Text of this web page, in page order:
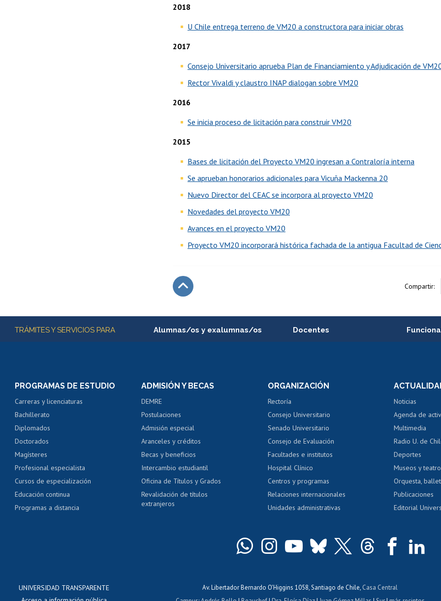
2018
U Chile entrega terreno de VM20 a constructora para iniciar obras
2017
Consejo Universitario aprueba Plan de Financiamiento y Adjudicación de
Rector Vivaldi y claustro INAP dialogan sobre VM20
2016
Se inicia proceso de licitación para construir VM20
2015
Bases de licitación del Proyecto VM20 ingresan a Contraloría interna
Se aprueban honorarios adicionales para Vicuña Mackenna 20
Nuevo Director del CEAC se incorpora al proyecto VM20
Novedades del proyecto VM20
Avances en el proyecto VM20
Proyecto VM20 incorporará histórica fachada de la antigua Facultad de
Compartir:
Más información
TRÁMITES Y SERVICIOS PARA Alumnas/os y exalumnas/os
Consulta y certificado de notas
Servicio médico y dental
Pago de arancel y crédito alumnos
Pago de arancel y crédito exalumnos
Certificado de títulos y grados
Docentes
Perfeccionamiento
Evaluación docente
Calificación académica
Postulación al AUCAI
Portal de
Certificado
Certificado
Gestión
Acoso
PROGRAMAS DE ESTUDIO
Carreras y licenciaturas
Bachillerato
Diplomados
Doctorados
Magísteres
Profesional especialista
Cursos de especialización
Educación continua
Programas a distancia
ADMISIÓN Y BECAS
DEMRE
Postulaciones
Admisión especial
Aranceles y créditos
Becas y beneficios
Intercambio estudiantil
Oficina de Títulos y Grados
Revalidación de títulos
extranjeros
ORGANIZACIÓN
Rectoría
Consejo Universitario
Senado Universitario
Consejo de Evaluación
Facultades e institutos
Hospital Clínico
Centros y programas
Relaciones internacionales
Unidades administrativas
Noticias
Agenda de
Multimedia
Radio U. de
Deportes
Museos y
Orquesta,
Publicaciones
Editorial
UNIVERSIDAD TRANSPARENTE
Av. Libertador Bernardo O'Higgins 1058, Santiago de Chile, Casa Central